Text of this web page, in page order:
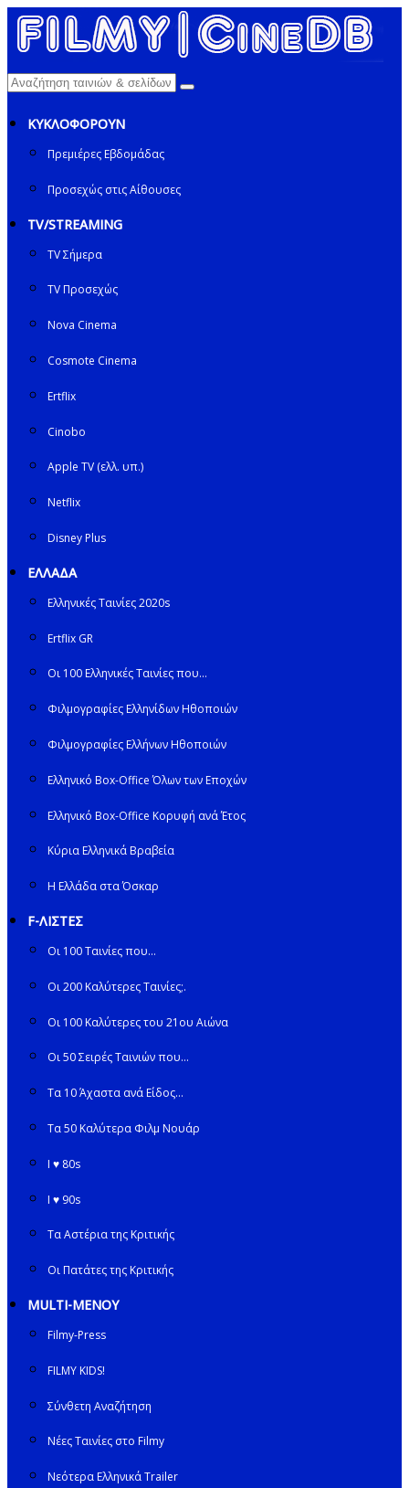
ΚΥΚΛΟΦΟΡΟΥΝ
Πρεμιέρες Εβδομάδας
Προσεχώς στις Αίθουσες
TV/STREAMING
TV Σήμερα
TV Προσεχώς
Nova Cinema
Cosmote Cinema
Ertflix
Cinobo
Apple TV (ελλ. υπ.)
Netflix
Disney Plus
ΕΛΛΑΔΑ
Ελληνικές Ταινίες 2020s
Ertflix GR
Οι 100 Ελληνικές Ταινίες που…
Φιλμογραφίες Ελληνίδων Ηθοποιών
Φιλμογραφίες Ελλήνων Ηθοποιών
Ελληνικό Box-Office Όλων των Εποχών
Ελληνικό Box-Office Κορυφή ανά Έτος
Κύρια Ελληνικά Βραβεία
Η Ελλάδα στα Όσκαρ
F-ΛΙΣΤΕΣ
Οι 100 Ταινίες που…
Οι 200 Καλύτερες Ταινίες;.
Οι 100 Καλύτερες του 21ου Αιώνα
Οι 50 Σειρές Ταινιών που…
Τα 10 Άχαστα ανά Είδος…
Τα 50 Καλύτερα Φιλμ Νουάρ
I ♥ 80s
I ♥ 90s
Τα Αστέρια της Κριτικής
Οι Πατάτες της Κριτικής
MULTI-ΜΕΝΟΥ
Filmy-Press
FILMY KIDS!
Σύνθετη Αναζήτηση
Νέες Ταινίες στο Filmy
Νεότερα Ελληνικά Trailer